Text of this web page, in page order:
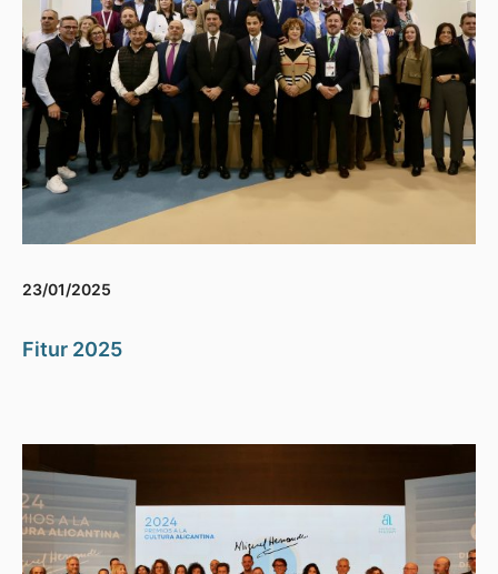
23/01/2025
Fitur 2025